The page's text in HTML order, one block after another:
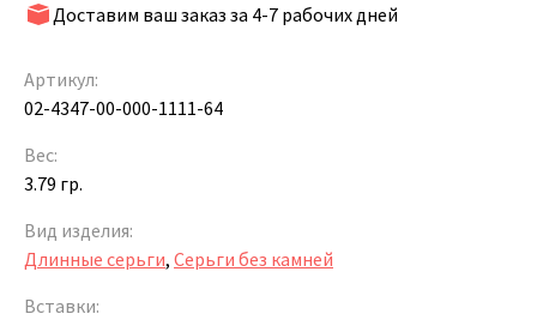
Доставим ваш заказ за 4-7 рабочих дней
Артикул:
02-4347-00-000-1111-64
Вес:
3.79 гр.
Вид изделия:
Длинные серьги, Серьги без камней
Вставки: